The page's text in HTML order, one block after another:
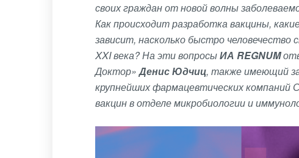
своих граждан от новой волны
Как происходит разработка вакцины,
зависит, насколько быстро
XXIвека? На эти вопросыИА REGNUM
Доктор»Денис Юдчиц, также имеющий
крупнейших фармацевтических компаний
вакцин в отделе микробиологии и